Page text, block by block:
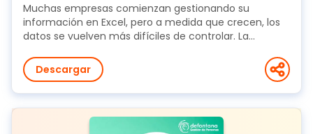
Muchas empresas comienzan gestionando su
información en Excel, pero a medida que crecen, los
datos se vuelven más difíciles de controlar. La...
Descargar